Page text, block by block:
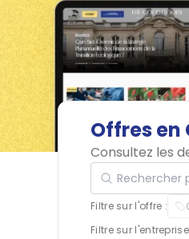
Offres en
Consultez les
Rechercher par
Filtre sur l'offre :
Filtre sur